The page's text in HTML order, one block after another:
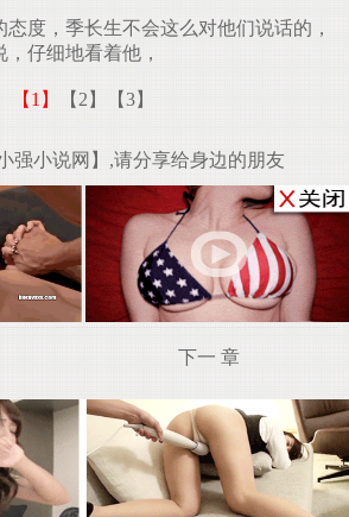
度，季长生不会这么对他们说话的，
仔细地看着他，
【1】 【2】 【3】
强小说网】,请分享给身边的朋友
下一 章